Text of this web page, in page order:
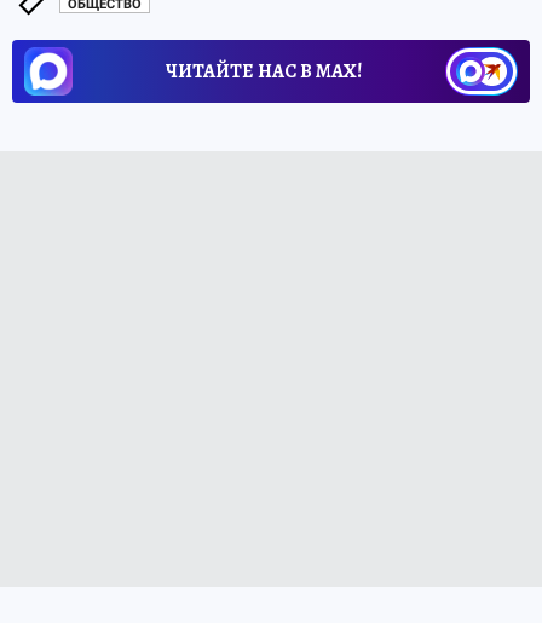
ОБЩЕСТВО
ЧИТАЙТЕ НАС В МАХ!